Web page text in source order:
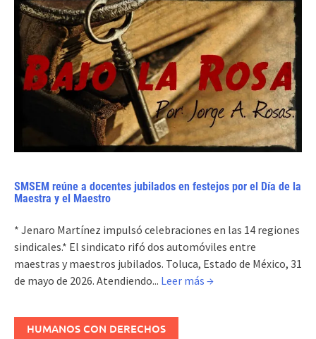
SMSEM reúne a docentes jubilados en festejos por el Día de la
Maestra y el Maestro
* Jenaro Martínez impulsó celebraciones en las 14 regiones
sindicales.* El sindicato rifó dos automóviles entre
maestras y maestros jubilados. Toluca, Estado de México, 31
de mayo de 2026. Atendiendo... Leer más →
HUMANOS CON DERECHOS